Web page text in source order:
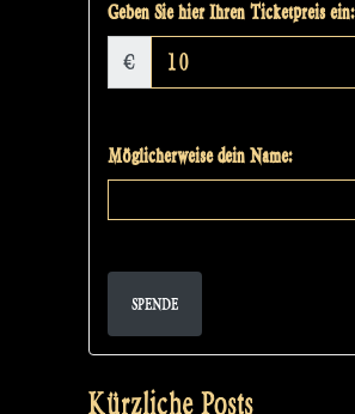
Geben Sie hier Ihren Ticketpreis ein:
€
Möglicherweise dein Name:
SPENDE
Kürzliche Posts